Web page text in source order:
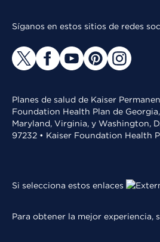
Síganos en estos sitios de redes
Planes de salud de Kaiser
Foundation Health Plan de
Maryland, Virginia, y Washington,
97232 • Kaiser Foundation Health
Si selecciona estos enlaces
Para obtener la mejor experiencia,